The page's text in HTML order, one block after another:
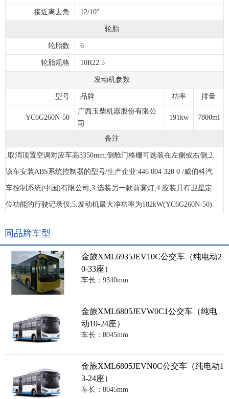
接近离去角 12/10°
轮胎
轮胎数 6
轮胎规格 10R22.5
发动机参数
型号 品牌 功率 排量
YC6G260N-50
广西玉柴机器股份有限公
司
191kw 7800ml
备注
.取消顶置空调对应车高3350mm;侧舱门格栅可选装在左侧或右侧;2.
该车安装ABS系统控制器的型号/生产企业:446 004 320 0 /威伯科汽
车控制系统(中国)有限公司;3.选装另一款前雾灯;4.应装具有卫星定
位功能的行驶记录仪;5.发动机最大净功率为182kW(YC6G260N-50).
同品牌车型
金旅XML6935JEV10C公交车（纯电动2
0-33座）
车长：9340mm
金旅XML6805JEVW0C1公交车（纯电
动10-24座）
车长：8045mm
金旅XML6805JEVN0C公交车（纯电动1
3-24座）
车长：8045mm